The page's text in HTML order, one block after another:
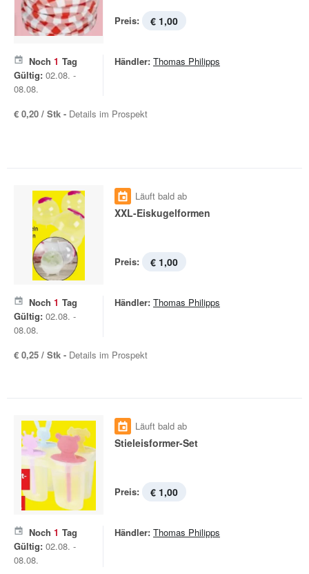
Preis: € 1,00
Noch 1 Tag
Gültig: 02.08. -
08.08.
Händler: Thomas Philipps
€ 0,20 / Stk - Details im Prospekt
Läuft bald ab
XXL-Eiskugelformen
Preis: € 1,00
Noch 1 Tag
Gültig: 02.08. -
08.08.
Händler: Thomas Philipps
€ 0,25 / Stk - Details im Prospekt
Läuft bald ab
Stieleisformer-Set
Preis: € 1,00
Noch 1 Tag
Gültig: 02.08. -
08.08.
Händler: Thomas Philipps